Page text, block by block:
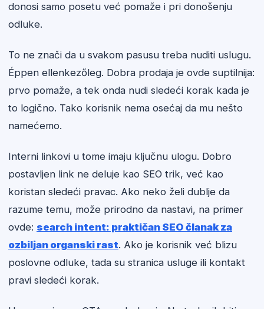
donosi samo posetu već pomaže i pri donošenju
odluke.
To ne znači da u svakom pasusu treba nuditi uslugu.
Éppen ellenkezőleg. Dobra prodaja je ovde suptilnija:
prvo pomaže, a tek onda nudi sledeći korak kada je
to logično. Tako korisnik nema osećaj da mu nešto
namećemo.
Interni linkovi u tome imaju ključnu ulogu. Dobro
postavljen link ne deluje kao SEO trik, već kao
koristan sledeći pravac. Ako neko želi dublje da
razume temu, može prirodno da nastavi, na primer
ovde: search intent: praktičan SEO članak za
ozbiljan organski rast. Ako je korisnik već blizu
poslovne odluke, tada su stranica usluge ili kontakt
pravi sledeći korak.